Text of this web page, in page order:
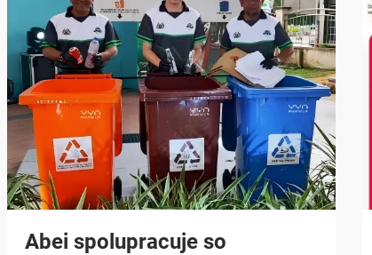
Abei spolupracuje so